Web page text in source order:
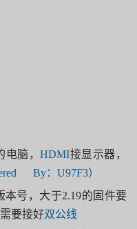
电脑，HDMI接显示器，
By： U97F3）
本号，大于2.19的固件要
要接好双公线